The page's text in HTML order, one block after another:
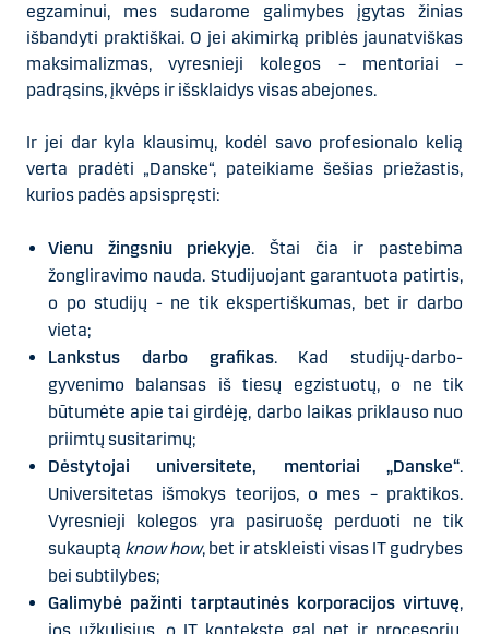
egzaminui, mes sudarome galimybes įgytas žinias
išbandyti praktiškai. O jei akimirką priblės jaunatviškas
maksimalizmas, vyresnieji kolegos – mentoriai –
padrąsins, įkvėps ir išsklaidys visas abejones.
Ir jei dar kyla klausimų, kodėl savo profesionalo kelią
verta pradėti „Danske“, pateikiame šešias priežastis,
kurios padės apsispręsti:
Vienu žingsniu priekyje. Štai čia ir pastebima
žongliravimo nauda. Studijuojant garantuota patirtis,
o po studijų - ne tik ekspertiškumas, bet ir darbo
vieta;
Lankstus darbo grafikas. Kad studijų-darbo-
gyvenimo balansas iš tiesų egzistuotų, o ne tik
būtumėte apie tai girdėję, darbo laikas priklauso nuo
priimtų susitarimų;
Dėstytojai universitete, mentoriai „Danske“.
Universitetas išmokys teorijos, o mes – praktikos.
Vyresnieji kolegos yra pasiruošę perduoti ne tik
sukauptą know how, bet ir atskleisti visas IT gudrybes
bei subtilybes;
Galimybė pažinti tarptautinės korporacijos virtuvę,